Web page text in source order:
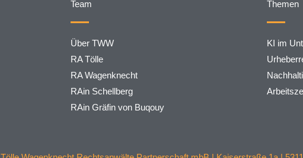
Team
Über TWW
RA Tölle
RA Wagenknecht
RAin Schellberg
RAin Gräfin von Buqouy
Themen
KI im